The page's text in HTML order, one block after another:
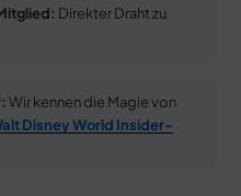
Direkter Draht zu
Wir kennen die Magie von
Disney World Insider-